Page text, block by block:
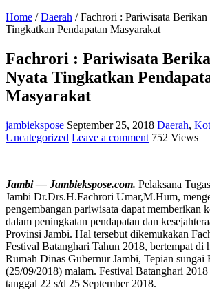
Home / Daerah / Fachrori : Pariwisata
Tingkatkan Pendapatan Masyarakat
Fachrori : Pariwisata
Nyata Tingkatkan
Masyarakat
jambiekspose September 25, 2018 Daerah,
Uncategorized Leave a comment 752 Views
Jambi — Jambiekspose.com. Pelaksana
Jambi Dr.Drs.H.Fachrori Umar,M.Hum,
pengembangan pariwisata dapat memberikan
dalam peningkatan pendapatan dan
Provinsi Jambi. Hal tersebut dikemukakan
Festival Batanghari Tahun 2018, bertempat di
Rumah Dinas Gubernur Jambi, Tepian sungai
(25/09/2018) malam. Festival Batanghari
tanggal 22 s/d 25 September 2018.